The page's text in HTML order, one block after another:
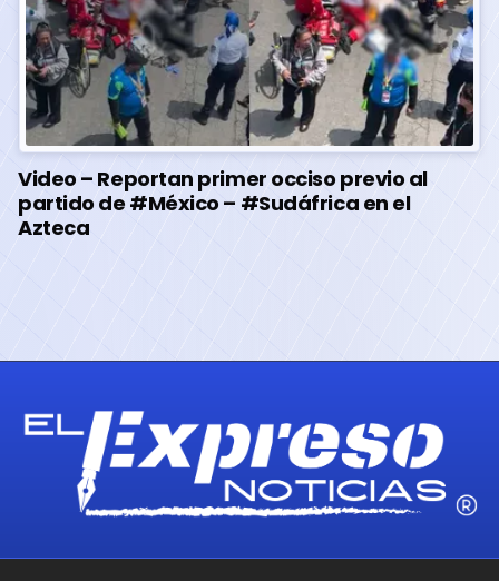
Video – Reportan primer occiso previo al
partido de #México – #Sudáfrica en el
Azteca